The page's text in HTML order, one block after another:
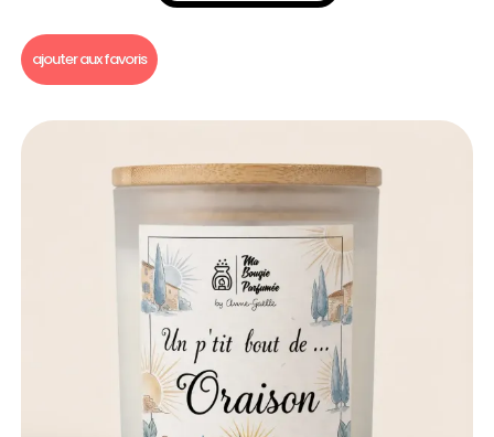
ajouter aux favoris